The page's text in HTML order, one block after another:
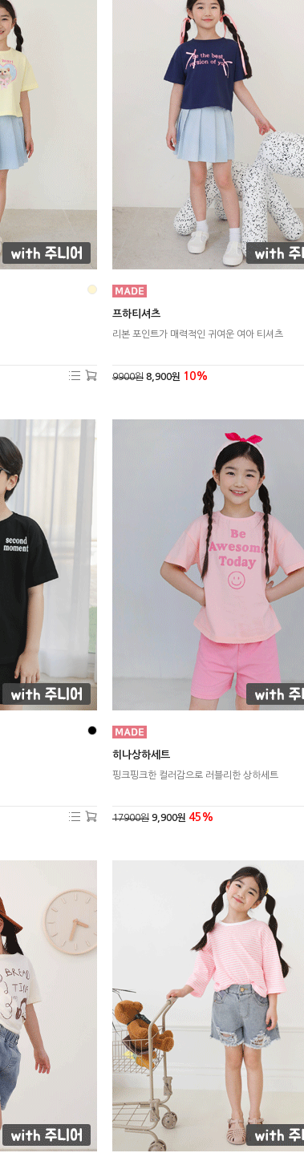
프하티셔츠
리본 포인트가 매력적인 귀여운 여아 티셔츠
9900원 8,900원 10%
히나상하세트
핑크핑크한 컬러감으로 러블리한 상하세트
17900원 9,900원 45%